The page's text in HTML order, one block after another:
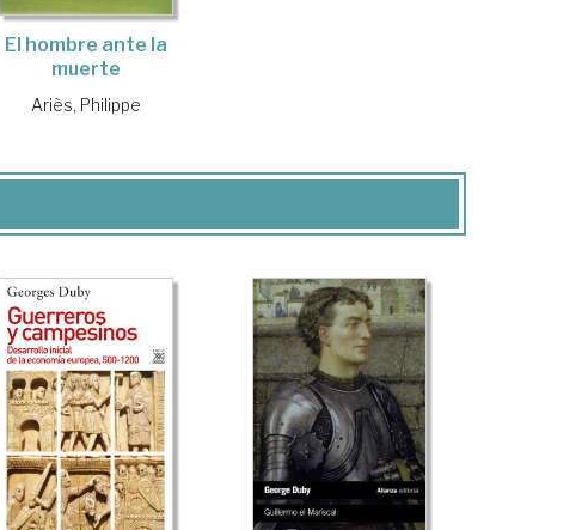
El hombre ante la
muerte
Ariès, Philippe